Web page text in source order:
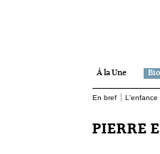
À la Une
En bref L'enfance
PIERRE